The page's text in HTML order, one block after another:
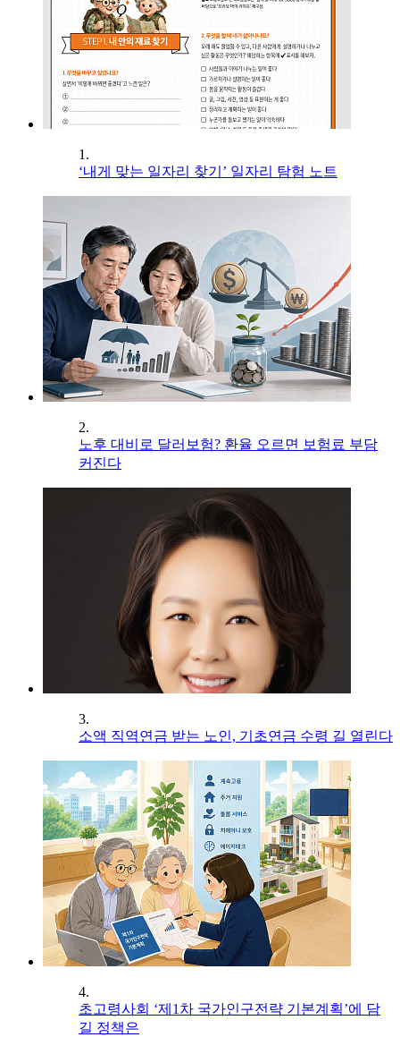
1.
‘내게 맞는 일자리 찾기’ 일자리 탐험 노트
2.
노후 대비로 달러보험? 환율 오르면 보험료 부담
커진다
3.
소액 직역연금 받는 노인, 기초연금 수령 길 열린다
4.
초고령사회 ‘제1차 국가인구전략 기본계획’에 담
길 정책은